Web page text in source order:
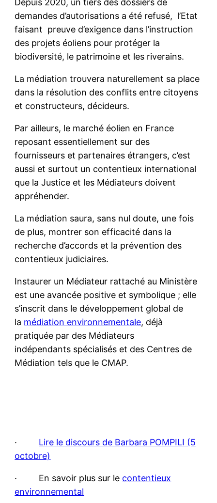
demandes d’autorisations a été refusé, l’Etat
faisant preuve d’exigence dans l’instruction
des projets éoliens pour protéger la
biodiversité, le patrimoine et les riverains.
La médiation trouvera naturellement sa place
dans la résolution des conflits entre citoyens
et constructeurs, décideurs.
Par ailleurs, le marché éolien en France
reposant essentiellement sur des
fournisseurs et partenaires étrangers, c’est
aussi et surtout un contentieux international
que la Justice et les Médiateurs doivent
appréhender.
La médiation saura, sans nul doute, une fois
de plus, montrer son efficacité dans la
recherche d’accords et la prévention des
contentieux judiciaires.
Instaurer un Médiateur rattaché au Ministère
est une avancée positive et symbolique ; elle
s’inscrit dans le développement global de
la médiation environnementale, déjà
pratiquée par des Médiateurs
indépendants spécialisés et des Centres de
Médiation tels que le CMAP.
· Lire le discours de Barbara POMPILI (5
octobre)
· En savoir plus sur le contentieux
environnemental